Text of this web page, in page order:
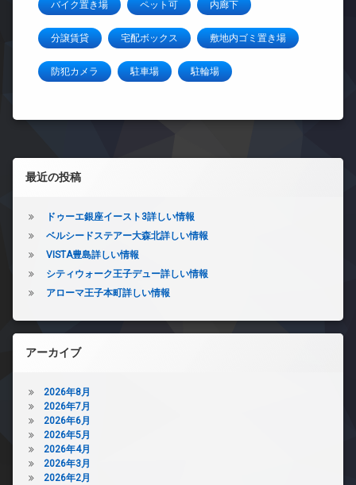
バイク置き場 ペット可 内廊下
分譲賃貸 宅配ボックス 敷地内ゴミ置き場
防犯カメラ 駐車場 駐輪場
左サイドバー
最近の投稿
ドゥーエ銀座イースト3詳しい情報
ベルシードステアー大森北詳しい情報
VISTA豊島詳しい情報
シティウォーク王子デュー詳しい情報
アローマ王子本町詳しい情報
アーカイブ
2026年8月
2026年7月
2026年6月
2026年5月
2026年4月
2026年3月
2026年2月